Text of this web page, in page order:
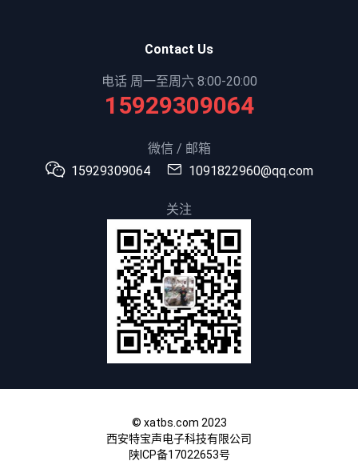
Contact Us
电话 周一至周六 8:00-20:00
15929309064
微信 / 邮箱
15929309064
1091822960@qq.com
关注
© xatbs.com 2023
西安特宝声电子科技有限公司
陕ICP备17022653号